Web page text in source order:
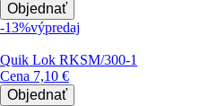
Objednať
-13%výpredaj
Quik Lok RKSM/300-1
Cena 7,10 €
Objednať